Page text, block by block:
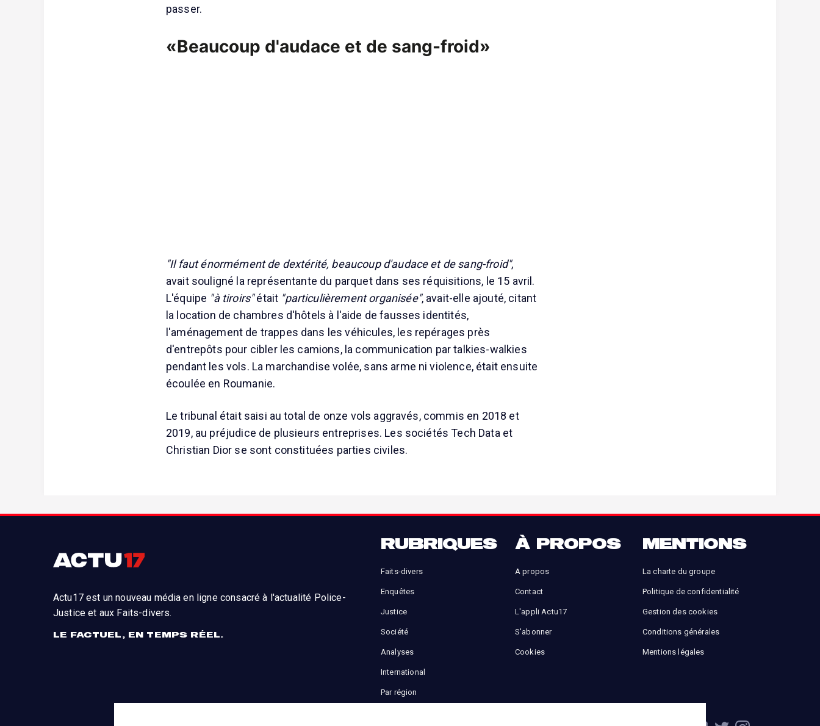
passer.
«Beaucoup d'audace et de sang-froid»
"Il faut énormément de dextérité, beaucoup d'audace et de sang-froid",
avait souligné la représentante du parquet dans ses réquisitions, le 15 avril.
L'équipe "à tiroirs"était "particulièrement organisée", avait-elle ajouté, citant
la location de chambres d'hôtels à l'aide de fausses identités,
l'aménagement de trappes dans les véhicules, les repérages près
d'entrepôts pour cibler les camions, la communication par talkies-walkies
pendant les vols. La marchandise volée, sans arme ni violence, était ensuite
écoulée en Roumanie.
Le tribunal était saisi au total de onze vols aggravés, commis en 2018 et
2019, au préjudice de plusieurs entreprises. Les sociétés Tech Data et
Christian Dior se sont constituées parties civiles.
Actu17 est un nouveau média en ligne consacré à l'actualité Police-
Justice et aux Faits-divers.
LE FACTUEL, EN TEMPS RÉEL.
RUBRIQUES
Faits-divers
Enquêtes
Justice
Société
Analyses
International
Par région
À PROPOS
A propos
Contact
L'appli Actu17
S'abonner
Cookies
MENTIONS
La charte du groupe
Politique de confidentialité
Gestion des cookies
Conditions générales
Mentions légales